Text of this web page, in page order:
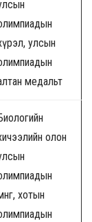
улсын
медальт
олон
хотын